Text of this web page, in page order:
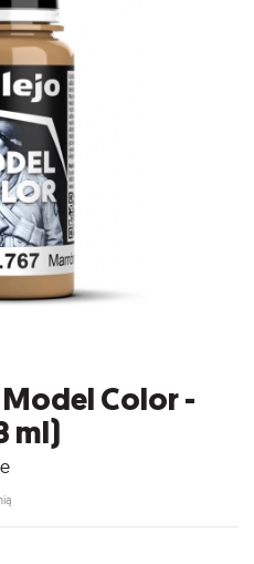
Color -
ml)